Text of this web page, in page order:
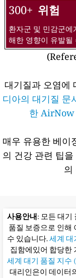
300+ 위험
환자군 및 민감군
해한 영향이 유발될
대기질과 오염에
디아의 대기질 문
한 AirNow
매우 유용한 베
의 건강 관련 팁을
의
사용안내 : 모든 대기
품질 보증으로 인해
수 있습니다.세계 대
집함에있어 합당한
세계 대기 품질 지수
대리인은이 데이터